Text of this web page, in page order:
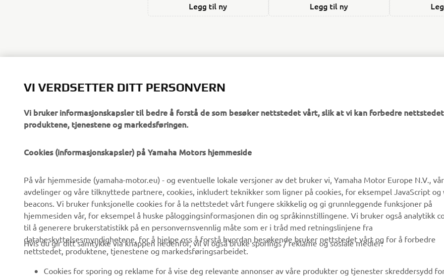
Legg til ny Legg til ny
Nyheter
Arrangementer
Yamaha Press
Brosjyrer
Jobber hos Yamaha
Bli en forhandler
Myndigheter
Golfbaner
Redningstjeneste
Kjøreskoler
Robotics
Partnerskap
Yamaha Music
Yamaha Racing
Yamaha Motor Global
Reservedelskatalog
Finn en Yamaha-forhandler
Håndtering av brukte
batterier
VI VERDSETTER DITT PERSONVERN
Vi bruker informasjonskapsler til bedre å forstå de som besøker nettstedet vårt, slik at vi kan forbedre
produktene, tjenestene og markedsføringen.
Cookies (informasjonskapsler) på Yamaha Motors hjemmeside
På vår hjemmeside (yamaha-motor.eu) - og eventuelle lokale versjoner av det bruker vi, Yamaha Motor Europe N.V.,
avdelinger og våre tilknyttede partnere, cookies, inkludert teknikker som ligner på cookies, for eksempel JavaScript og
beacons. Vi bruker funksjonelle cookies for å la nettstedet vårt fungere skikkelig og gi grunnleggende funksjoner på
hjemmesiden vår, for eksempel å huske påloggingsinformasjonen din og språkinnstillingene. Vi bruker også analytikk
til å generere brukerstatistikk på en personvernsvennlig måte som er i tråd med retningslinjene fra
databeskyttelsesmyndighetene, for å hjelpe oss å forstå hvordan besøkende bruker nettstedet vårt og for å forbedre
nettstedet, produktene, tjenestene og markedsføringsarbeidet.
Hvis du gir ditt samtykke via knappen nedenfor, vil vi også bruke sporings / reklame og sosiale medier:
Cookies for sporing og reklame for å vise deg relevante annonser av våre produkter og tjenester skreddersydd